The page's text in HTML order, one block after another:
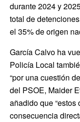
durante 2024 y
total de
el 35% de origen
García Calvo ha
Policía Local
“por una cuestión
del PSOE, Maider
añadido que
consecuencia